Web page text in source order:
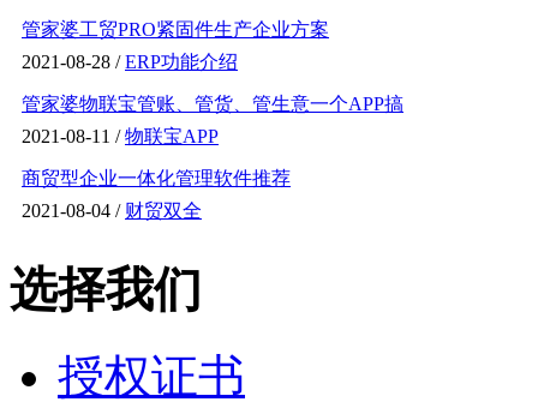
管家婆工贸PRO紧固件生产企业方案
2021-08-28 /ERP功能介绍
管家婆物联宝管账、管货、管生意一个APP搞
2021-08-11 /物联宝APP
商贸型企业一体化管理软件推荐
2021-08-04 / 财贸双全
选择我们
授权证书